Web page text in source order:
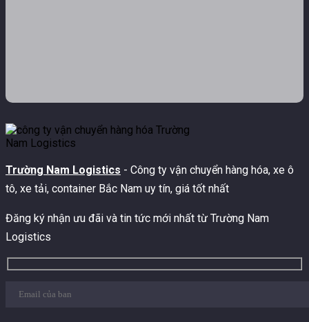
Trường Nam Logistics - Công ty vận chuyển hàng hóa, xe ô
tô, xe tải, container Bắc Nam uy tín, giá tốt nhất
Đăng ký nhận ưu đãi và tin tức mới nhất từ Trường Nam
Logistics